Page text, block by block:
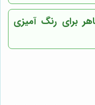
برای رنگ آمیزی